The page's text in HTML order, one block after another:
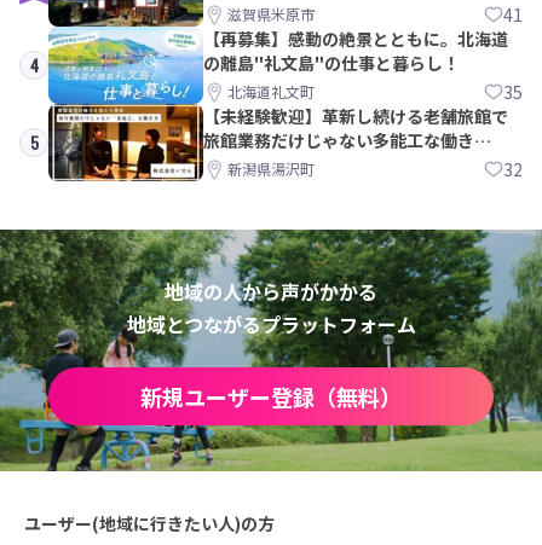
滋賀県米原市 41
4
【再募集】感動の絶景とともに。北海道
の離島"礼文島"の仕事と暮らし！
北海道礼文町 35
5
【未経験歓迎】革新し続ける老舗旅館で
旅館業務だけじゃない多能工な働き
方。 株式会社いせん
新潟県湯沢町 32
地域の人から声がかかる
地域とつながるプラットフォーム
新規ユーザー登録（無料）
ユーザー(地域に行きたい人)の方